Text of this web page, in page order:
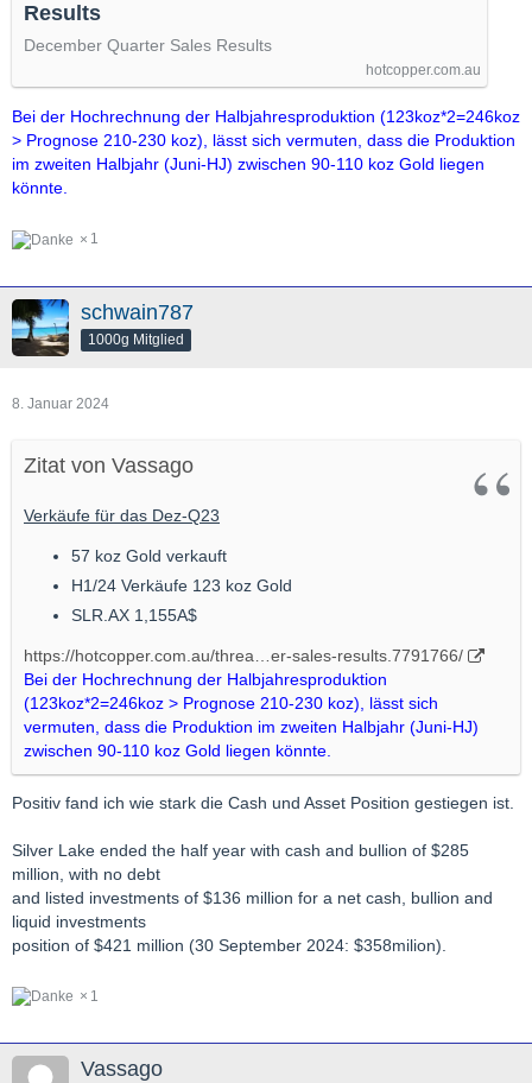
Results
December Quarter Sales Results
hotcopper.com.au
Bei der Hochrechnung der Halbjahresproduktion (123koz*2=246koz
> Prognose 210-230 koz), lässt sich vermuten, dass die Produktion
im zweiten Halbjahr (Juni-HJ) zwischen 90-110 koz Gold liegen
könnte.
1
schwain787
1000g Mitglied
8. Januar 2024
Zitat von Vassago
Verkäufe für das Dez-Q23
57 koz Gold verkauft
H1/24 Verkäufe 123 koz Gold
SLR.AX 1,155A$
https://hotcopper.com.au/threa…er-sales-results.7791766/
Bei der Hochrechnung der Halbjahresproduktion
(123koz*2=246koz > Prognose 210-230 koz), lässt sich
vermuten, dass die Produktion im zweiten Halbjahr (Juni-HJ)
zwischen 90-110 koz Gold liegen könnte.
Positiv fand ich wie stark die Cash und Asset Position gestiegen ist.
Silver Lake ended the half year with cash and bullion of $285
million, with no debt
and listed investments of $136 million for a net cash, bullion and
liquid investments
position of $421 million (30 September 2024: $358milion).
1
Vassago